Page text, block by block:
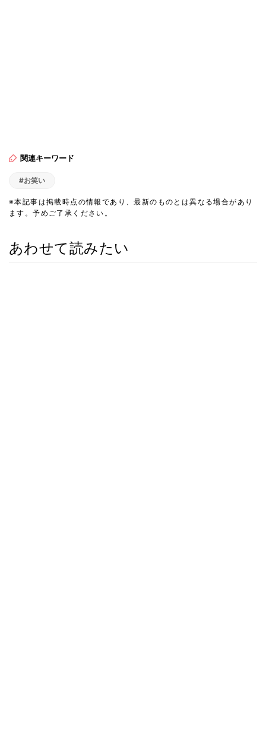
関連キーワード
#お笑い
※本記事は掲載時点の情報であり、最新のものとは異なる場合があり
ます。予めご了承ください。
あわせて読みたい